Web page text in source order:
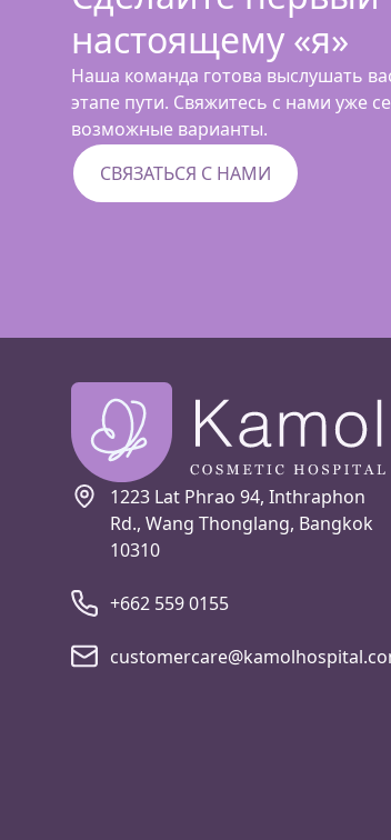
настоящему «я»
Наша команда готова выслушать
этапе пути. Свяжитесь с нами уже
возможные варианты.
СВЯЗАТЬСЯ С НАМИ
1223 Lat Phrao 94, Inthraphon
Rd., Wang Thonglang, Bangkok
10310
+662 559 0155